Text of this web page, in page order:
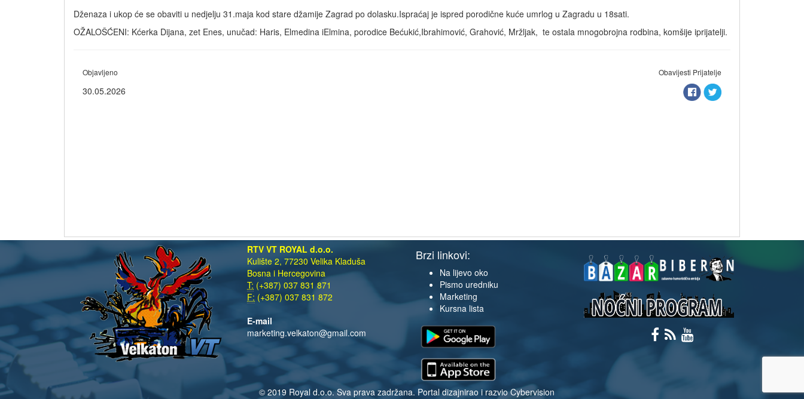
Dženaza i ukop će se obaviti u nedjelju 31.maja kod stare džamije Zagrad po dolasku.Ispraćaj je ispred porodične kuće umrlog u Zagradu u 18sati.
OŽALOŠĆENI: Kćerka Dijana, zet Enes, unučad: Haris, Elmedina iElmina, porodice Bećukić,Ibrahimović, Grahović, Mržljak, te ostala mnogobrojna rodbina, komšije iprijatelji.
Objavljeno
30.05.2026
Obavijesti Prijatelje
RTV VT ROYAL d.o.o.
Kulište 2, 77230 Velika Kladuša
Bosna i Hercegovina
T: (+387) 037 831 871
F: (+387) 037 831 872
E-mail
marketing.velkaton@gmail.com
Brzi linkovi:
Na lijevo oko
Pismo uredniku
Marketing
Kursna lista
© 2019 Royal d.o.o. Sva prava zadržana. Portal dizajnirao i razvioCybervision